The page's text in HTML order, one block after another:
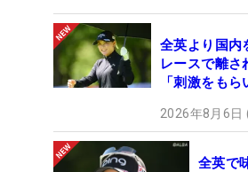
全英より国
レースで離さ
「刺激をもら
2026年8月6日
全英で